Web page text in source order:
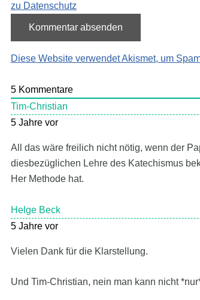
zu Datenschutz
Diese Website verwendet Akismet, um
5 Kommentare
Tim-Christian
5 Jahre vor
All das wäre freilich nicht nötig, wenn der
diesbezüglichen Lehre des Katechismus
Her Methode hat.
Helge Beck
5 Jahre vor
Vielen Dank für die Klarstellung.
Und Tim-Christian, nein man kann nicht